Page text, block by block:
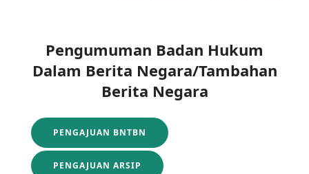
Pengumuman Badan Hukum
Dalam Berita Negara/Tambahan
Berita Negara
PENGAJUAN BNTBN
PENGAJUAN ARSIP